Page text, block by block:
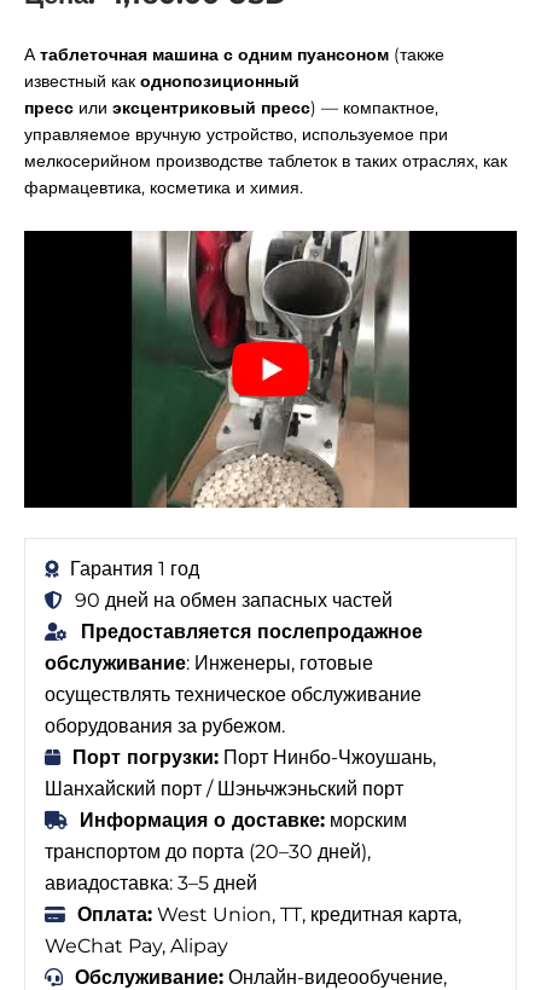
Атаблеточная машина с одним пуансоном (также
известный как однопозиционный
пресс или эксцентриковый пресс) — компактное,
управляемое вручную устройство, используемое при
мелкосерийном производстве таблеток в таких отраслях, как
фармацевтика, косметика и химия.
Гарантия 1 год
90 дней на обмен запасных частей
Предоставляется послепродажное
обслуживание: Инженеры, готовые
осуществлять техническое обслуживание
оборудования за рубежом.
Порт погрузки: Порт Нинбо-Чжоушань,
Шанхайский порт / Шэньчжэньский порт
Информация о доставке: морским
транспортом до порта (20–30 дней),
авиадоставка: 3–5 дней
Оплата: West Union, TT, кредитная карта,
WeChat Pay, Alipay
Обслуживание: Онлайн-видеообучение,